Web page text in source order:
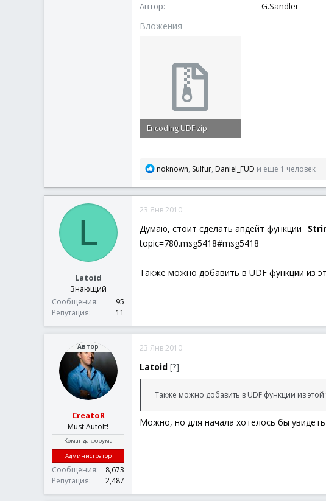
Автор G.Sandler
Вложения
Encoding UDF.zip
Р
а
ц
и
:
noknown, Sulfur, Daniel_FUD и еще 1 человек
L
Latoid
Знающий
Сообщения
95
Репутация
11
23 Янв 2010
Думаю, стоит сделать апдейт функции
topic=780.msg5418#msg5418
Также можно добавить в UDF функции из
Автор
CreatoR
Must AutoIt!
Команда форума
Администратор
Сообщения
8,673
Репутация
2,487
23 Янв 2010
Latoid [?]
Также можно добавить в UDF функции из
Можно, но для начала хотелось бы